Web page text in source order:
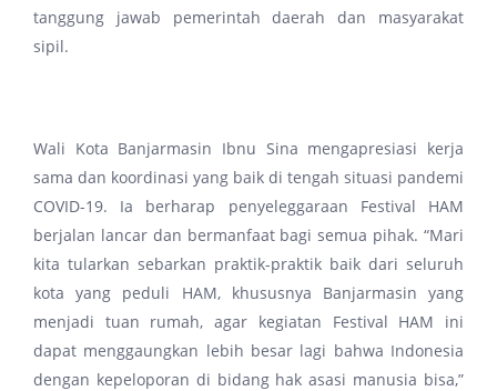
tanggung jawab pemerintah daerah dan masyarakat
sipil.
Wali Kota Banjarmasin Ibnu Sina mengapresiasi kerja
sama dan koordinasi yang baik di tengah situasi pandemi
COVID-19. Ia berharap penyeleggaraan Festival HAM
berjalan lancar dan bermanfaat bagi semua pihak. “Mari
kita tularkan sebarkan praktik-praktik baik dari seluruh
kota yang peduli HAM, khususnya Banjarmasin yang
menjadi tuan rumah, agar kegiatan Festival HAM ini
dapat menggaungkan lebih besar lagi bahwa Indonesia
dengan kepeloporan di bidang hak asasi manusia bisa,”